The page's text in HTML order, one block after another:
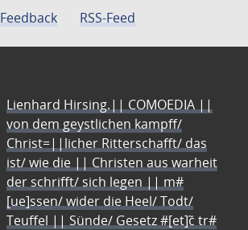
Feedback
RSS-Feed
Lienhard Hirsing.|| COMOEDIA ||
von dem geystlichen kampff/
Christ=||licher Ritterschafft/ das
ist/ wie die || Christen aus warheit
der schrifft/ sich legen || m#
[ue]ssen/ wider die Heel/ Todt/
Teuffel || Sünde/ Gesetz #[et]c̃ tr#